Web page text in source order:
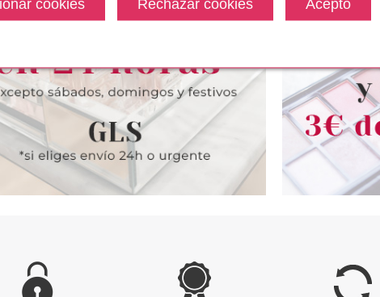
ESSENCE THE GAME EDIT
SPRAY FIJADOR DE
-17% 3.15€
ESSENCE ILUMINADOR ALOHA,
BABIES! 6,95 G
-16% 3.50€